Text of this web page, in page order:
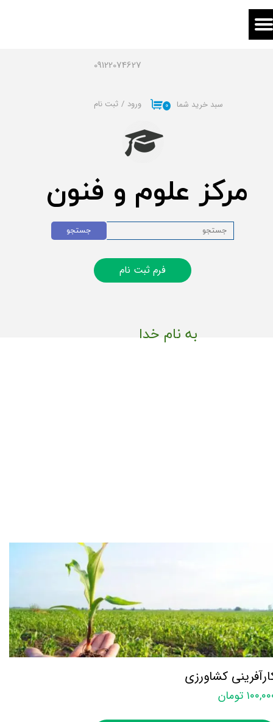
09122074627
مرکز علوم و فنون
۰ سبد خرید شما ورود / ثبت نام
حساب کاربری من
خروج از حساب کاربری
فرم ثبت نام
جستجو
به نام خدا
کشاورزی
تومان